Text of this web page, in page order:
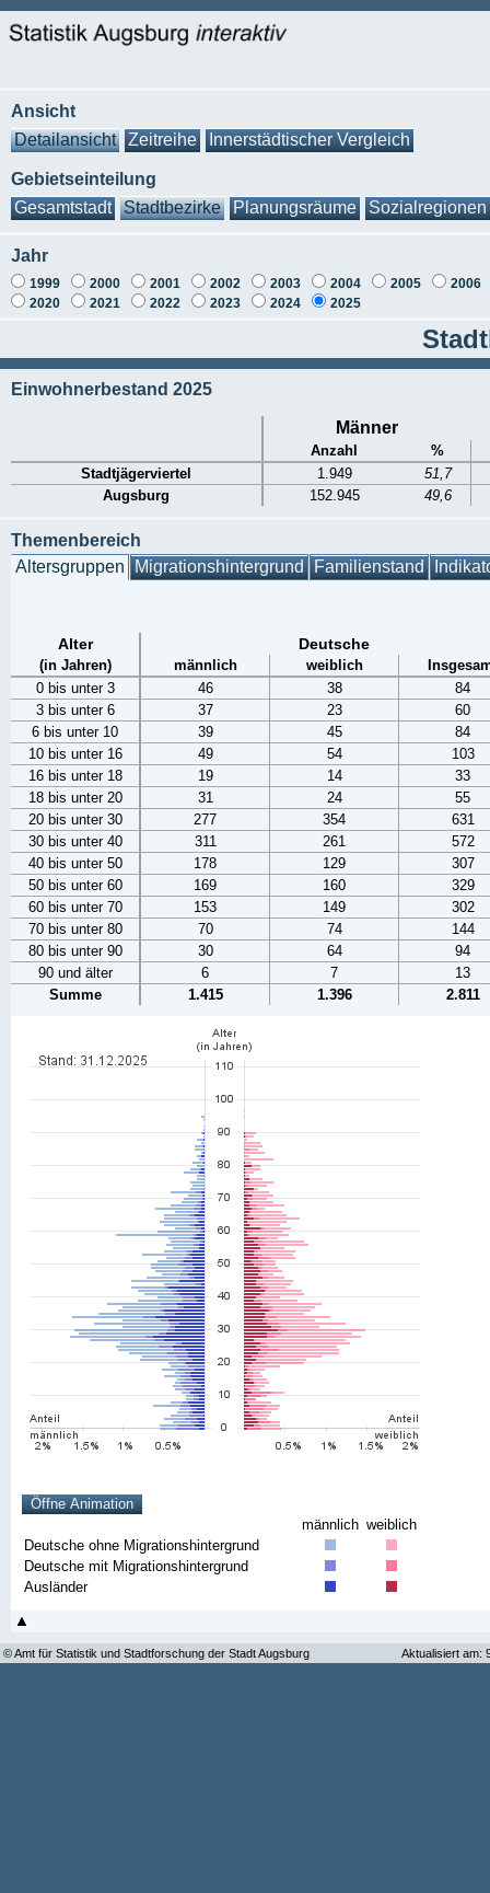
Ansicht
Detailansicht
Zeitreihe Innerstädtischer Vergleich
Gebietseinteilung
Gesamtstadt
Stadtbezirke Planungsräume Sozialregionen
Jahr
1999 2000 2001 2002 2003 2004 2005
2006
2020
2021 2022 2023 2024 2025
Einwohnerbestand 2025
Männer
Anzahl
%
Stadtjägerviertel
1.949
51,7
Augsburg
152.945 49,6
Themenbereich
Altersgruppen Migrationshintergrund Familienstand
Alter Deutsche
(in Jahren) männlich weiblich
0 bis unter 3
46 38
84
3 bis unter 6
37 23
60
6 bis unter 10
39 45
84
10 bis unter 16
49 54
103
16 bis unter 18
19 14
33
18 bis unter 20
31 24
55
20 bis unter 30
277 354
631
30 bis unter 40
311 261
572
40 bis unter 50
178 129
307
50 bis unter 60
169 160
329
60 bis unter 70
153 149
302
70 bis unter 80
70 74
144
80 bis unter 90
30 64
94
90 und älter
6 7
13
Summe
1.415 1.396 2.811
männlich weiblich
Deutsche ohne Migrationshintergrund
Deutsche mit Migrationshintergrund
Ausländer
© Amt für Statistik und Stadtforschung der Stadt Augsburg Aktualisiert am: